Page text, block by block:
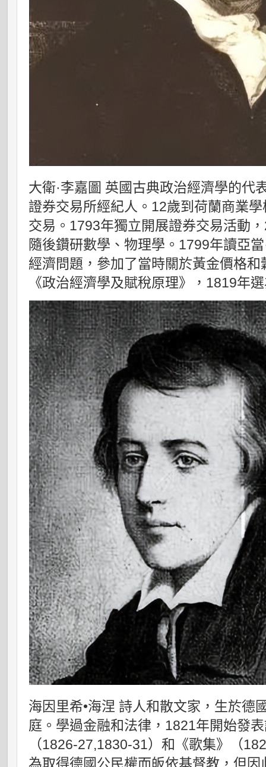
大衛·李嘉圖 英國古典政治經濟學的代
證券交易所經紀人。12歲到荷蘭商業
交易。1793年獨立開展證券交易活動
隨後鑽研數學、物理學。1799年讀亞
經濟問題，參加了當時關於黃金價格
《政治經濟學及賦稅原理》，1819年
海因里希•海涅 詩人和散文家，生於德
庭。學過金融和法律，1821年開始發
（1826-27,1830-31）和《歌集》（
為取得德國公民權而皈依基督教，但